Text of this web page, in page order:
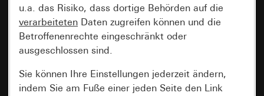
u.a. das Risiko, dass dortige Behörden auf die
verarbeiteten Daten zugreifen können und die
Betroffenenrechte eingeschränkt oder
ausgeschlossen sind.
Sie können Ihre Einstellungen jederzeit ändern,
indem Sie am Fuße einer jeden Seite den Link